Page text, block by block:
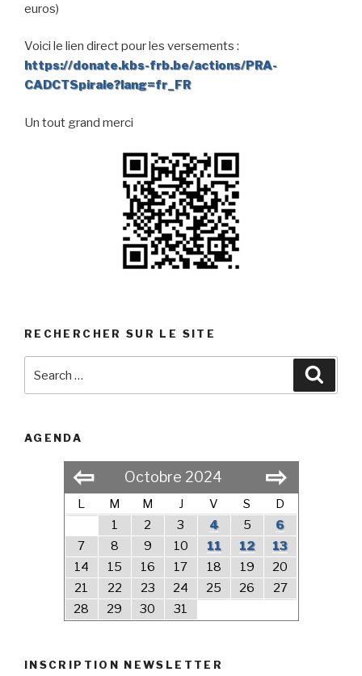
euros)
Voici le lien direct pour les versements :
https://donate.kbs-frb.be/actions/PRA-
CADCTSpirale?lang=fr_FR
Un tout grand merci
RECHERCHER SUR LE SITE
AGENDA
⇦ Octobre 2024 ⇨
L M M J V S
D
1
2 3 4 5
6
7
8 9 10 11 12
13
14
15 16 17 18 19
20
21
22 23 24 25 26
27
28
29 30 31
INSCRIPTION NEWSLETTER